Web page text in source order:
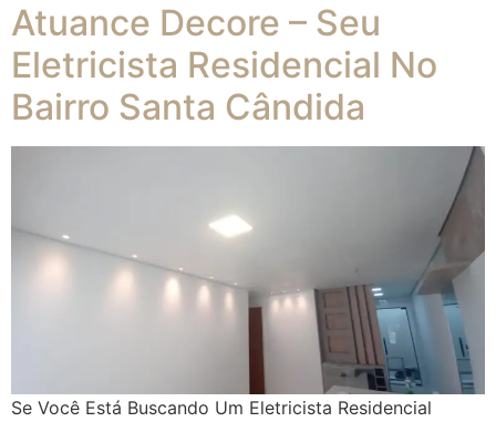
Atuance Decore – Seu
Eletricista Residencial No
Bairro Santa Cândida
Se Você Está Buscando Um Eletricista Residencial